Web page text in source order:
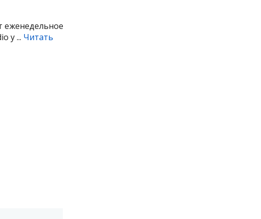
еженедельное
у ... Читать